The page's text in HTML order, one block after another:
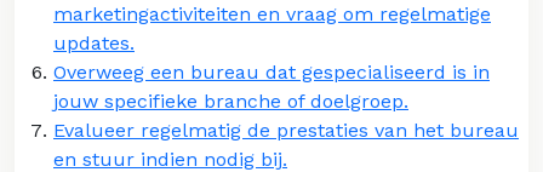
marketingactiviteiten en vraag om regelmatige
updates.
Overweeg een bureau dat gespecialiseerd is in
jouw specifieke branche of doelgroep.
Evalueer regelmatig de prestaties van het bureau
en stuur indien nodig bij.